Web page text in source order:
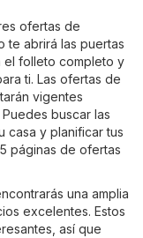
ofertas de
te abrirá las puertas
el folleto completo y
ti. Las ofertas de
vigentes
buscar las
casa y planificar tus
páginas de ofertas
una amplia
excelentes. Estos
así que